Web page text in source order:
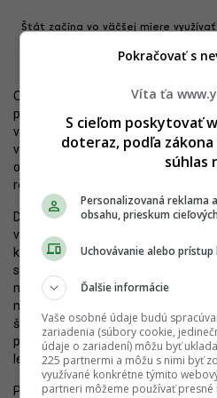
Štát začína vo väčšej miere
Ohlásený zámer, spôsob
podmienky sú mimoriadne dobrou
vybudovať dôležitú stavbu, pričom k
vyspelú európsku krajinu patrí. Už
o jedno z najlukratívnejších zadaní
rokoch.
Doteraz bola verejnosť svedkom
v prípade samospráv, všetko však
konečne naučil aj štát. V krátkom
súťaž, vyhlásenú štátnou inštitúciou
návrh záložného pracoviska v
ministerstvá (nová podoba
štátnej moci (Najvyšší súd SR,Úrad
protispoločenskej činnosti). Všetko
len o ojedinelé lastovičky, ale o
Prirodzene, úvahy o kvalite
Víta ťa
S cieľom poskytovať
doteraz, podľa
súhlas
Personalizovaná reklama
obsahu, prieskum
Uchovávanie alebo
Ďalšie informácie
Vaše osobné údaje budú
zariadenia (súbory cookie,
údaje o zariadení) môžu byť
225 partnermi a môžu s nimi byť
využívané konkrétne týmito
partneri môžeme používať presné
Pokračovať s